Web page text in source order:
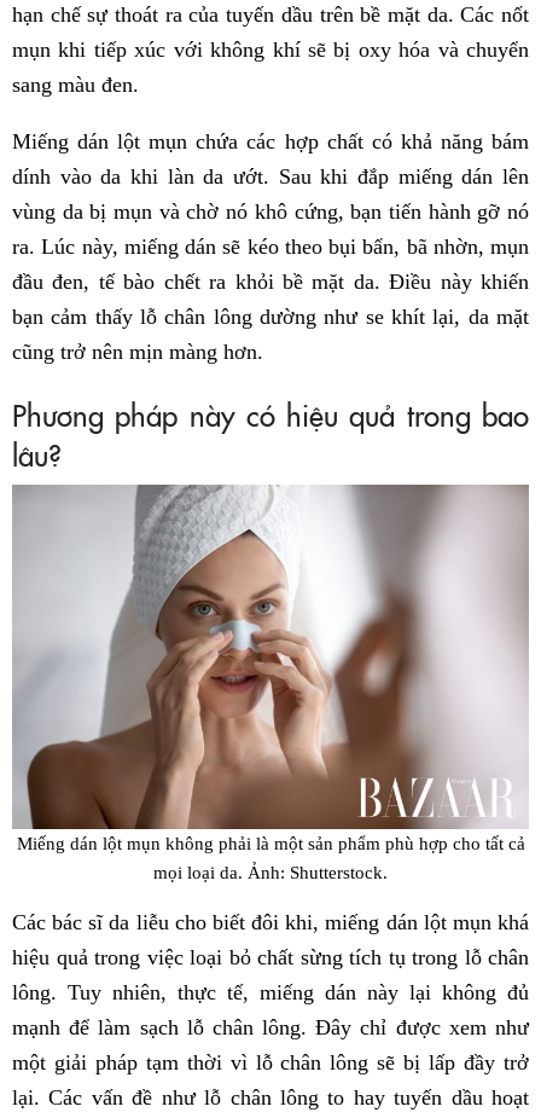
hạn chế sự thoát ra của tuyến dầu trên bề mặt da. Các nốt
mụn khi tiếp xúc với không khí sẽ bị oxy hóa và chuyển
sang màu đen.
Miếng dán lột mụn chứa các hợp chất có khả năng bám
dính vào da khi làn da ướt. Sau khi đắp miếng dán lên
vùng da bị mụn và chờ nó khô cứng, bạn tiến hành gỡ nó
ra. Lúc này, miếng dán sẽ kéo theo bụi bẩn, bã nhờn, mụn
đầu đen, tế bào chết ra khỏi bề mặt da. Điều này khiến
bạn cảm thấy lỗ chân lông dường như se khít lại, da mặt
cũng trở nên mịn màng hơn.
Phương pháp này có hiệu quả trong bao
lâu?
Miếng dán lột mụn không phải là một sản phẩm phù hợp cho tất cả
mọi loại da. Ảnh: Shutterstock.
Các bác sĩ da liễu cho biết đôi khi, miếng dán lột mụn khá
hiệu quả trong việc loại bỏ chất sừng tích tụ trong lỗ chân
lông. Tuy nhiên, thực tế, miếng dán này lại không đủ
mạnh để làm sạch lỗ chân lông. Đây chỉ được xem như
một giải pháp tạm thời vì lỗ chân lông sẽ bị lấp đầy trở
lại. Các vấn đề như lỗ chân lông to hay tuyến dầu hoạt